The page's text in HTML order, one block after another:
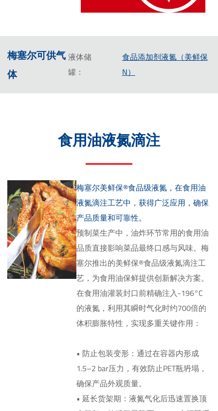
梅塞尔可供气
体
液体储
罐：
食品添加剂液氮（美鲜保
N）
食用油液氮滴注
梅塞尔美鲜保®食品级液氮，在食用油
液氮滴注工艺中，获得广泛应用，确保
产品质量和可靠性。
预制菜生产中，油炸环节常用的食用油
品质直接影响菜品最终口感与风味。梅
塞尔推出的美鲜保®食品级液氮滴注工
艺，为食用油保鲜提供创新解决方案。
在食用油灌装封口前精确注入-196°C
的液氮，利用其瞬时气化时约700倍的
体积膨胀特性，实现多重关键作用：
• 防止包装变形：通过在容器内形成
1.5–2 bar压力，有效防止PET瓶坍塌，
确保产品外观质量。
• 延长货架期：液氮气化后迅速置换顶